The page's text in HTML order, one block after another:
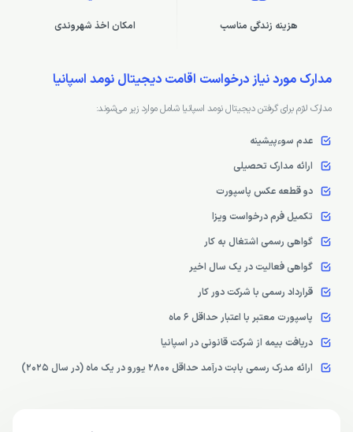
هزینه زندگی مناسب امکان اخذ شهروندی
مدارک مورد نیاز درخواست اقامت دیجیتال نومد اسپانیا
مدارک لازم برای گرفتن دیجیتال نومد اسپانیا شامل موارد زیر می‌شوند:
عدم سوءپیشینه
ارائه مدارک تحصیلی
دو قطعه عکس پاسپورت
تکمیل فرم درخواست ویزا
گواهی رسمی اشتغال به کار
گواهی فعالیت در یک سال اخیر
قرارداد رسمی با شرکت دور کار
پاسپورت معتبر با اعتبار حداقل 6 ماه
دریافت بیمه از شرکت قانونی در اسپانیا
ارائه مدرک رسمی بابت درآمد حداقل 2800 یورو در یک ماه (در سال 2025)